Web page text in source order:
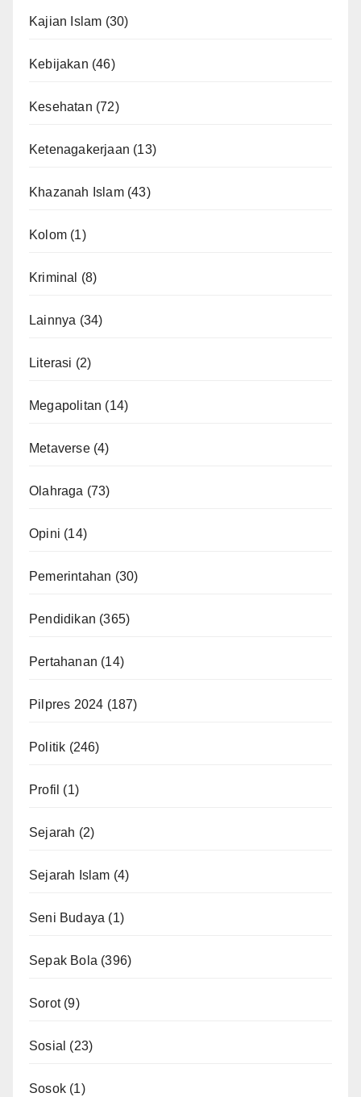
Kajian Islam (30)
Kebijakan (46)
Kesehatan (72)
Ketenagakerjaan (13)
Khazanah Islam(43)
Kolom (1)
Kriminal (8)
Lainnya (34)
Literasi (2)
Megapolitan (14)
Metaverse(4)
Olahraga (73)
Opini (14)
Pemerintahan (30)
Pendidikan (365)
Pertahanan (14)
Pilpres 2024 (187)
Politik (246)
Profil (1)
Sejarah (2)
Sejarah Islam (4)
Seni Budaya (1)
Sepak Bola (396)
Sorot(9)
Sosial (23)
Sosok (1)